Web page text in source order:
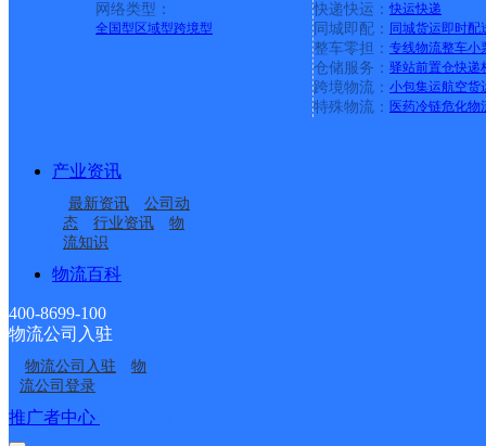
网络类型：
全国型 区域型跨境型
快递快运： 快运快递
同城即配： 同城货运即时配
整车零担： 专线物流整车小
仓储服务： 驿站前置仓快递
跨境物流： 小包集运航空货
特殊物流： 医药冷链危化物
产业资讯
最新资讯
公司动
态
行业资讯
物
流知识
物流百科
400-8699-100
物流公司入驻
物流公司入驻
物
流公司登录
推广者中心
中国邮政集团有限公司新疆维吾尔自治区叶城县
石坡邮政支局
古城邮政支局
刘涧邮政所
石门邮政支局
洛源邮政所
柏峪寺邮政所
接口API